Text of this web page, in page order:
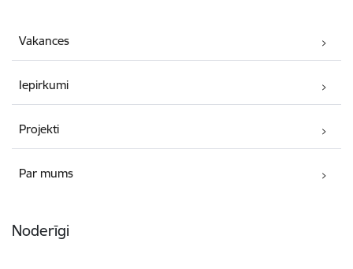
Vakances
Iepirkumi
Projekti
Par mums
Noderīgi